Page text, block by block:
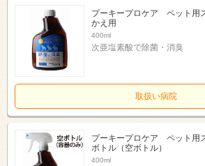
プーキープロケア ペット用
かえ用
400ml
次亜塩素酸で除菌・消臭
取扱い病院
プーキープロケア ペット用
ボトル（空ボトル）
400ml